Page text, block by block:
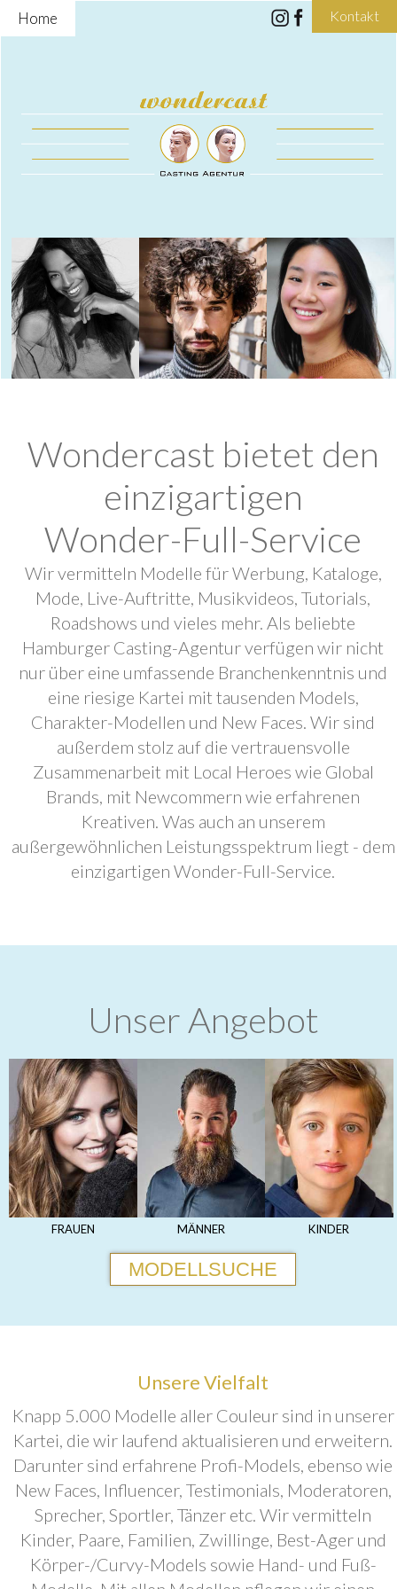
Home Kontakt
Wondercast bietet den
einzigartigen
Wonder-Full-Service
Wir vermitteln Modelle für Werbung, Kataloge,
Mode, Live-Auftritte, Musikvideos, Tutorials,
Roadshows und vieles mehr. Als beliebte
Hamburger Casting-Agentur verfügen wir nicht
nur über eine umfassende Branchenkenntnis und
eine riesige Kartei mit tausenden Models,
Charakter-Modellen und New Faces. Wir sind
außerdem stolz auf die vertrauensvolle
Zusammenarbeit mit Local Heroes wie Global
Brands, mit Newcommern wie erfahrenen
Kreativen. Was auch an unserem
außergewöhnlichen Leistungsspektrum liegt - dem
einzigartigen Wonder-Full-Service.
Unser Angebot
FRAUEN MÄNNER KINDER
MODELLSUCHE
Unsere Vielfalt
Knapp 5.000 Modelle aller Couleur sind in unserer
Kartei, die wir laufend aktualisieren und erweitern.
Darunter sind erfahrene Profi-Models, ebenso wie
New Faces, Influencer, Testimonials, Moderatoren,
Sprecher, Sportler, Tänzer etc. Wir vermitteln
Kinder, Paare, Familien, Zwillinge, Best-Ager und
Körper-/Curvy-Models sowie Hand- und Fuß-